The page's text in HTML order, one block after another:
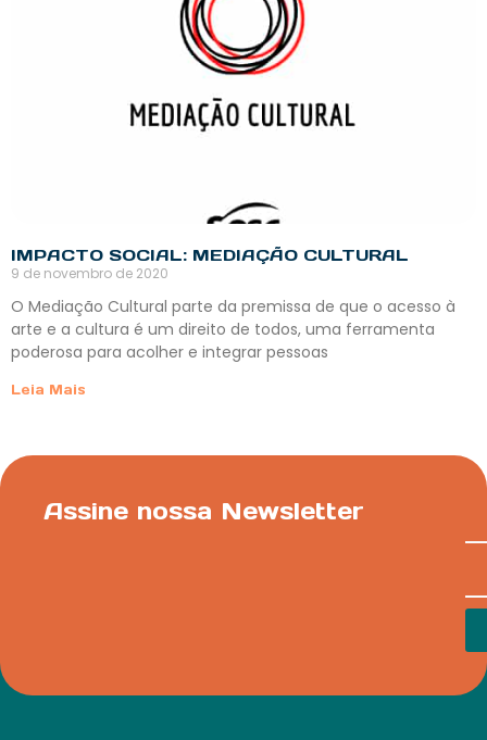
IMPACTO SOCIAL: MEDIAÇÃO CULTURAL
9 de novembro de 2020
O Mediação Cultural parte da premissa de que o acesso à
arte e a cultura é um direito de todos, uma ferramenta
poderosa para acolher e integrar pessoas
Leia Mais
Assine nossa Newsletter